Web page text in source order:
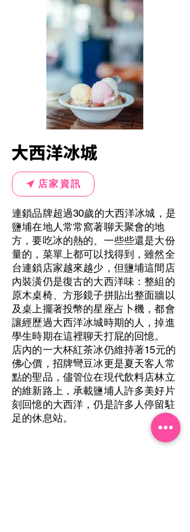
大西洋冰城
店家資訊
連鎖品牌超過30歲的大西洋冰城，是
鹽埔在地人常常窩著聊天聚會的地
方，要吃冰的熱的、一些些還是大份
量的，菜單上都可以找得到，雖然全
台連鎖店家越來越少，但鹽埔這間店
內裝潢仍是復古的大西洋味：整組的
原木桌椅、方形鏡子拼貼出整面牆以
及桌上擺著投幣的星座占卜機，都會
讓經歷過大西洋冰城時期的人，掉進
學生時期在這裡聊天打屁的回憶。
店內的一大杯紅茶冰仍維持著15元的
佛心價，招牌彎豆冰更是夏天客人常
點的聖品，儘管位在現代飲料店林立
的維新路上，承載鹽埔人許多美好片
刻回憶的大西洋，仍是許多人停留駐
足的休息站。